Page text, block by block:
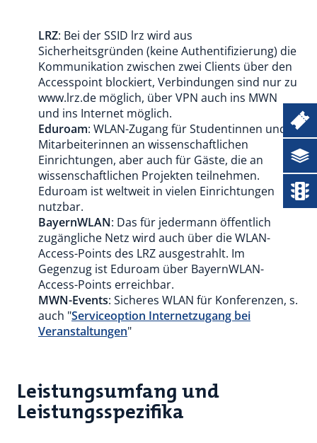
LRZ: Bei der SSID lrz wird aus
Sicherheitsgründen (keine Authentifizierung) die
Kommunikation zwischen zwei Clients über den
Accesspoint blockiert, Verbindungen sind nur zu
www.lrz.de möglich, über VPN auch ins MWN
und ins Internet möglich.
Eduroam: WLAN-Zugang für Studentinnen und
Mitarbeiterinnen an wissenschaftlichen
Einrichtungen, aber auch für Gäste, die an
wissenschaftlichen Projekten teilnehmen.
Eduroam ist weltweit in vielen Einrichtungen
nutzbar.
BayernWLAN: Das für jedermann öffentlich
zugängliche Netz wird auch über die WLAN-
Access-Points des LRZ ausgestrahlt. Im
Gegenzug ist Eduroam über BayernWLAN-
Access-Points erreichbar.
MWN-Events: Sicheres WLAN für Konferenzen, s.
auch "Serviceoption Internetzugang bei
Veranstaltungen"
Leistungsumfang und
Leistungsspezifika
Ticketsystem
Dokumentation
Status